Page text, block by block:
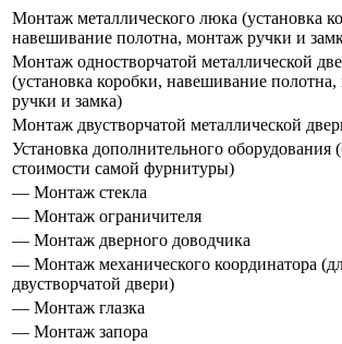
Монтаж металлического люка (установка
навешивание полотна, монтаж ручки и
Монтаж одностворчатой металлической
(установка коробки, навешивание
ручки и замка)
Монтаж двустворчатой металлической
Установка дополнительного оборудования
стоимости самой фурнитуры)
— Монтаж стекла
— Монтаж ограничителя
— Монтаж дверного доводчика
— Монтаж механического координатора
двустворчатой двери)
— Монтаж глазка
— Монтаж запора